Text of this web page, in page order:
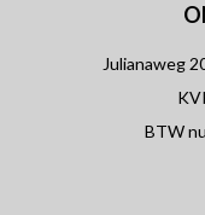
Julianaweg
BTW